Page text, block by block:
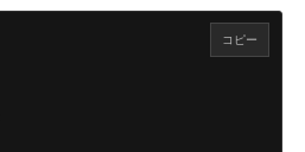
コピー